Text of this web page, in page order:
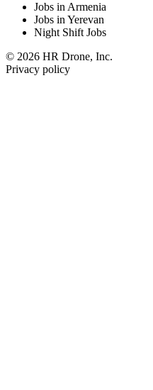
Jobs in Armenia
Jobs in Yerevan
Night Shift Jobs
© 2026 HR Drone, Inc.
Privacy policy